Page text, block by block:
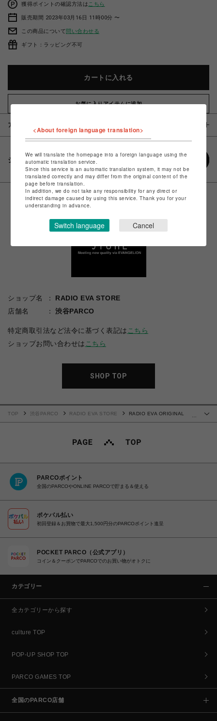
獲得ポイントの確認方法は こちら
販売期間 2023年03月16日 11時00分 〜
この商品について問い合わせる
ギフト：ラッピング不可
カートに入れる
お気に入りアイテムに追加
アイテム説明 / 素材
シェアする
ショップ名
RADIO EVA STORE
店舗名
渋谷PARCO
特定商取引法など法令に基づく表記は こちら
ショップお問い合わせは こちら
SHOP TOP
TOP 渋谷PARCO RADIO EVA STORE
RADIO EVA ORIGINAL
PARCOポイント
全国のPARCOやONLINE PARCOで貯まる＆使える
ポケパル払い
初回登録＆お買物で最大1,500円分のPARCOポイント進呈
POCKET PARCO（公式アプリ）
コイン＆クーポンでPARCOでのお買い物がオトクに
カテゴリー
全カテゴリーから探す
culture TOP
POP-UP SHOP TOP
PARCO GAMES TOP
全国のPARCO店舗
<About foreign language translation>
We will translate the homepage into a foreign language using the
automatic translation service.
Since this service is an automatic translation system, it may not be
translated correctly and may differ from the original content of the
page before translation.
In addition, we do not take any responsibility for any direct or
indirect damage caused by using this service. Thank you for your
understanding in advance.
Switch language Cancel